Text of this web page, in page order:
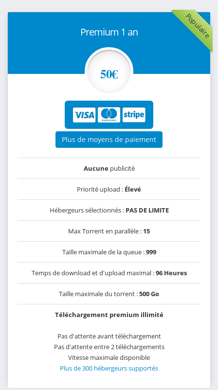
Populaire
Premium 1 an
50€
Plus de moyens de paiement
Aucunepublicité
Priorité upload : Élevé
Hébergeurs sélectionnés : PAS DE LIMITE
Max Torrent en parallèle : 15
Taille maximale de la queue :999
Temps de download et d'upload maximal :96 Heures
Taille maximale du torrent :500 Go
Téléchargement premium illimité
Pas d'attente avant téléchargement
Pas d'attente entre 2 téléchargements
Vitesse maximale disponible
Plus de 300 hébergeurs supportés